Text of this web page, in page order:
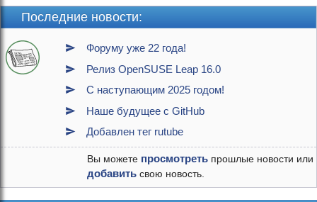
Последние новости:
Форуму уже 22 года!
Релиз OpenSUSE Leap 16.0
С наступающим 2025 годом!
Наше будущее с GitHub
Добавлен тег rutube
Вы можете просмотретьпрошлые новости или
добавитьсвою новость.